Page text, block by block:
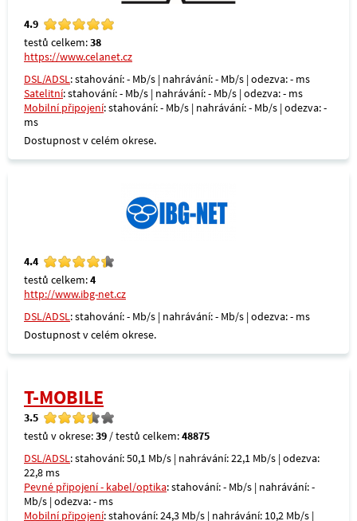
4.9
testů celkem:38
https://www.celanet.cz
DSL/ADSL: stahování: - Mb/s | nahrávání: - Mb/s | odezva: - ms
Satelitní: stahování: - Mb/s | nahrávání: - Mb/s | odezva: - ms
Mobilní připojení: stahování: - Mb/s | nahrávání: - Mb/s | odezva: -
ms
Dostupnost v celém okrese.
4.4
testů celkem:4
http://www.ibg-net.cz
DSL/ADSL: stahování: - Mb/s | nahrávání: - Mb/s | odezva: - ms
Dostupnost v celém okrese.
T-MOBILE
3.5
testů v okrese:39 / testů celkem:48875
DSL/ADSL: stahování: 50,1 Mb/s | nahrávání: 22,1 Mb/s | odezva:
22,8 ms
Pevné připojení - kabel/optika: stahování: - Mb/s | nahrávání: -
Mb/s | odezva: - ms
Mobilní připojení: stahování: 24,3 Mb/s | nahrávání: 10,2 Mb/s |